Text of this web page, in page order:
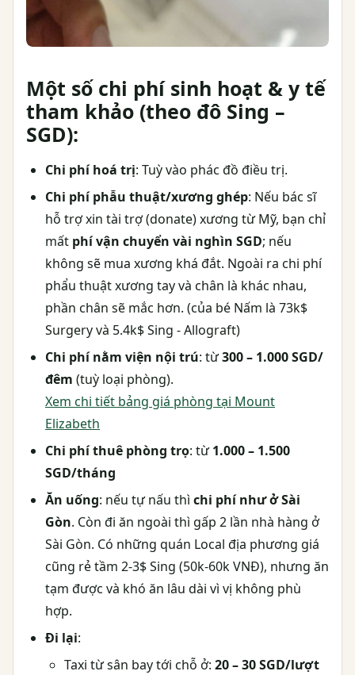
Một số chi phí sinh hoạt & y tế
tham khảo (theo đô Sing –
SGD):
Chi phí hoá trị: Tuỳ vào phác đồ điều trị.
Chi phí phẫu thuật/xương ghép: Nếu bác sĩ
hỗ trợ xin tài trợ (donate) xương từ Mỹ, bạn chỉ
mất phí vận chuyển vài nghìn SGD; nếu
không sẽ mua xương khá đắt. Ngoài ra chi phí
phẩu thuật xương tay và chân là khác nhau,
phần chân sẽ mắc hơn. (của bé Nấm là 73k$
Surgery và 5.4k$ Sing - Allograft)
Chi phí nằm viện nội trú: từ300 – 1.000 SGD/
đêm (tuỳ loại phòng).
Xem chi tiết bảng giá phòng tại Mount
Elizabeth
Chi phí thuê phòng trọ: từ1.000 – 1.500
SGD/tháng
Ăn uống: nếu tự nấu thì chi phí như ở Sài
Gòn. Còn đi ăn ngoài thì gấp 2 lần nhà hàng ở
Sài Gòn. Có những quán Local địa phương giá
cũng rẻ tầm 2-3$ Sing (50k-60k VNĐ), nhưng ăn
tạm được và khó ăn lâu dài vì vị không phù
hợp.
Đi lại:
Taxi từ sân bay tới chỗ ở: 20 – 30 SGD/lượt